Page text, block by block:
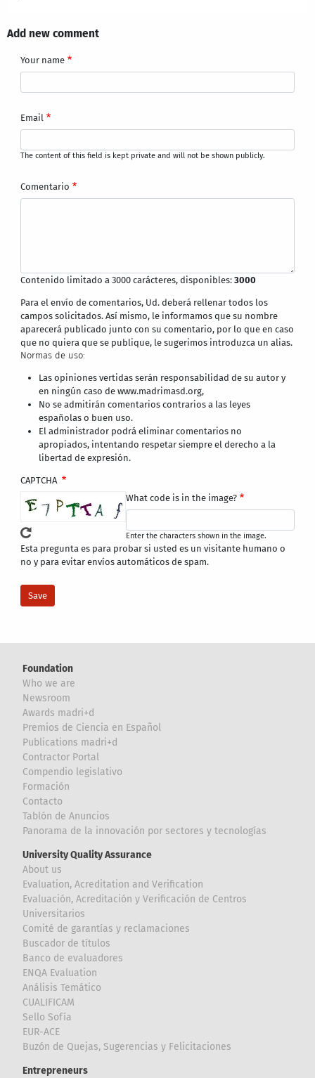
Add new comment
Your name
Email
The content of this field is kept private and will not be shown publicly.
Comentario
Contenido limitado a 3000 carácteres, disponibles:3000
Para el envío de comentarios, Ud. deberá rellenar todos los
campos solicitados. Así mismo, le informamos que su nombre
aparecerá publicado junto con su comentario, por lo que en caso
que no quiera que se publique, le sugerimos introduzca un alias.
Normas de uso:
Las opiniones vertidas serán responsabilidad de su autor y
en ningún caso de www.madrimasd.org,
No se admitirán comentarios contrarios a las leyes
españolas o buen uso.
El administrador podrá eliminar comentarios no
apropiados, intentando respetar siempre el derecho a la
libertad de expresión.
CAPTCHA
What code is in the image?
Enter the characters shown in the image.
Esta pregunta es para probar si usted es un visitante humano o
no y para evitar envíos automáticos de spam.
Foundation
Who we are
Newsroom
Awards madri+d
Premios de Ciencia en Español
Publications madri+d
Contractor Portal
Compendio legislativo
Formación
Contacto
Tablón de Anuncios
Panorama de la innovación por sectores y tecnologías
University Quality Assurance
About us
Evaluation, Acreditation and Verification
Evaluación, Acreditación y Verificación de Centros
Universitarios
Comité de garantías y reclamaciones
Buscador de títulos
Banco de evaluadores
ENQA Evaluation
Análisis Temático
CUALIFICAM
Sello Sofía
EUR-ACE
Buzón de Quejas, Sugerencias y Felicitaciones
Entrepreneurs